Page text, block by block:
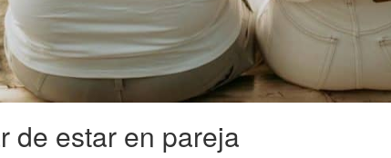
de estar en pareja